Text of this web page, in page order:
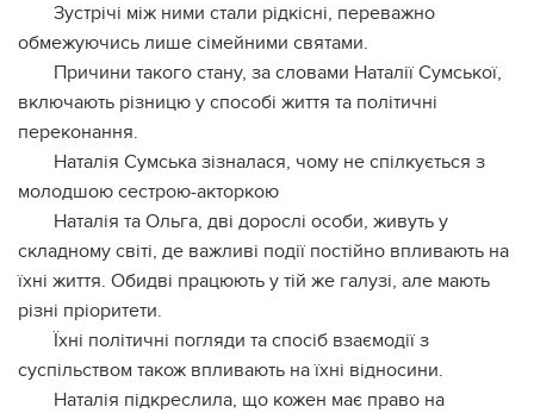
Зустрічі між ними стали рідкісні, переважно
обмежуючись лише сімейними святами.
Причини такого стану, за словами Наталії Сумської,
включають різницю у способі життя та політичні
переконання.
Наталія Сумська зізналася, чому не спілкується з
молодшою сестрою-акторкою
Наталія та Ольга, дві дорослі особи, живуть у
складному світі, де важливі події постійно впливають на
їхні життя. Обидві працюють у тій же галузі, але мають
різні пріоритети.
Їхні політичні погляди та спосіб взаємодії з
суспільством також впливають на їхні відносини.
Наталія підкреслила, що кожен має право на